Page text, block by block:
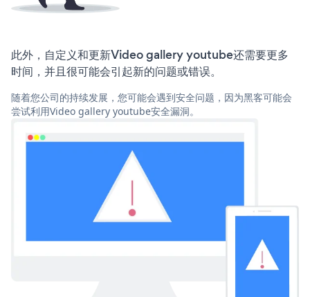
此外，自定义和更新Video gallery youtube还需要更多
时间，并且很可能会引起新的问题或错误。
随着您公司的持续发展，您可能会遇到安全问题，因为黑客可能会
尝试利用Video gallery youtube安全漏洞。